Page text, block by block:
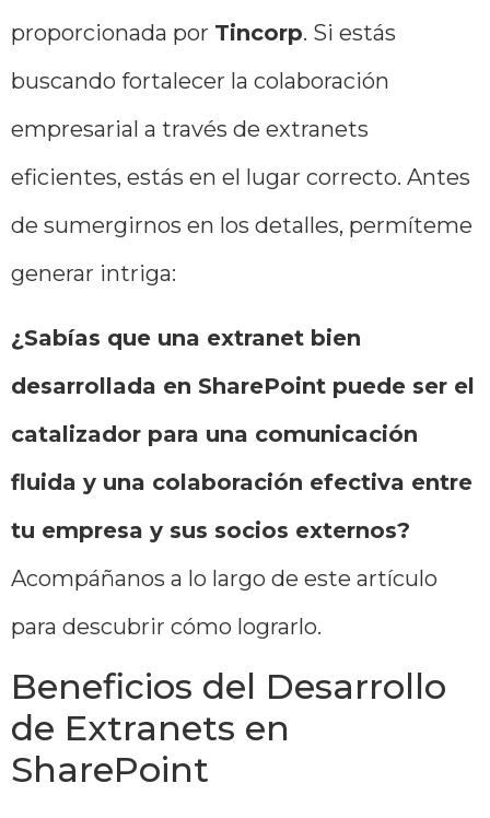
proporcionada por Tincorp. Si estás
buscando fortalecer la colaboración
empresarial a través de extranets
eficientes, estás en el lugar correcto. Antes
de sumergirnos en los detalles, permíteme
generar intriga:
¿Sabías que una extranet bien
desarrollada en SharePoint puede ser el
catalizador para una comunicación
fluida y una colaboración efectiva entre
tu empresa y sus socios externos?
Acompáñanos a lo largo de este artículo
para descubrir cómo lograrlo.
Beneficios del Desarrollo
de Extranets en
SharePoint